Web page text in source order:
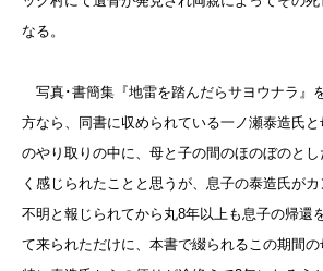
なる。
写真･書簡集『地雷を踏んだらサヨウナラ』
方なら、同書に収められている一ノ瀬泰造氏
のやり取りの中に、母と子の間のほのぼのと
く感じられたことと思うが、 息子の泰造氏が
不明と報じられてから丸8年以上も息子の帰還
て来られただけに、本書で綴られるこの期間の